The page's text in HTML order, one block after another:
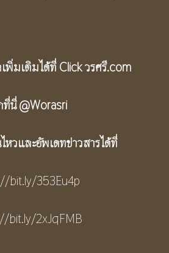
พิ่มเติมได้ที่ Clickวรศรี.com
ที่นี่@Worasri
วและอัพเดทข่าวสารได้ที่
bit.ly/353Eu4p
bit.ly/2xJqFMB